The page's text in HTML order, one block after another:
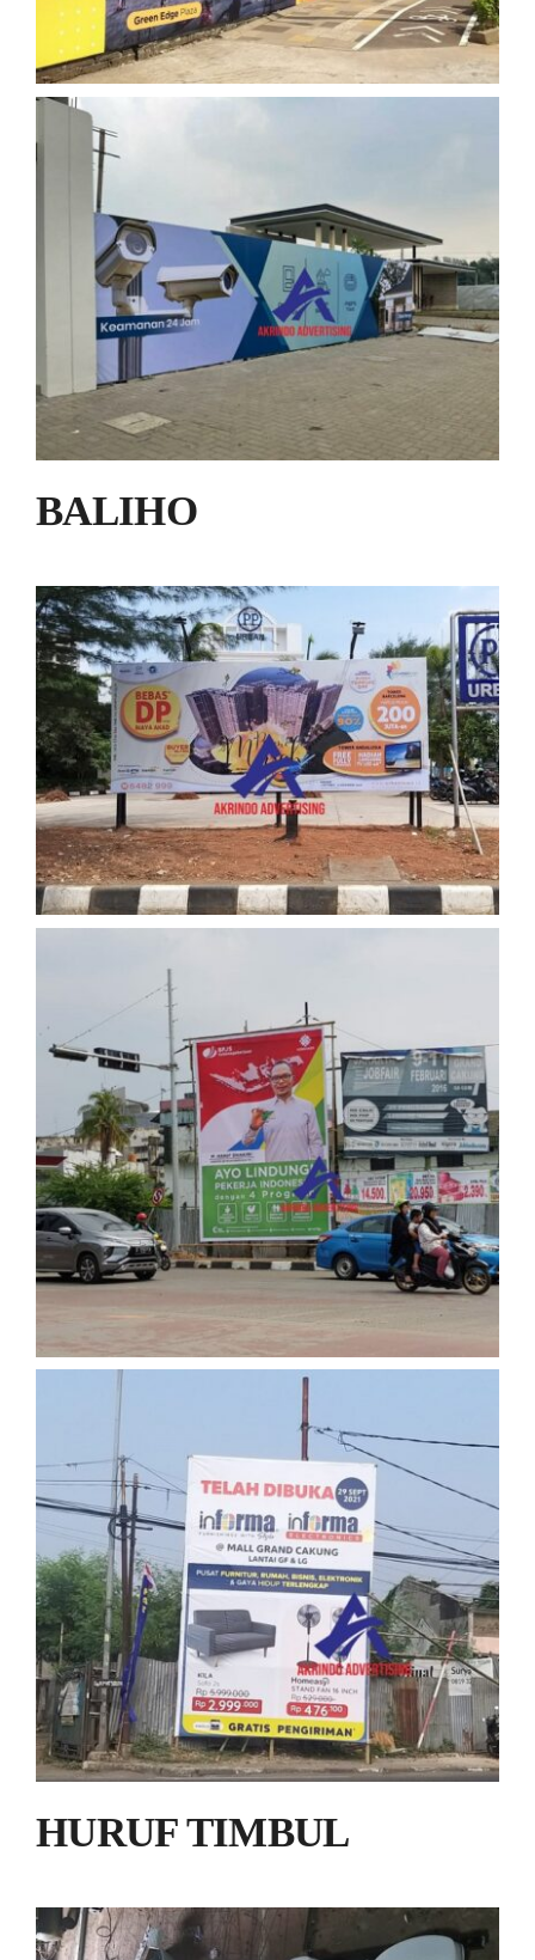
BALIHO
HURUF TIMBUL